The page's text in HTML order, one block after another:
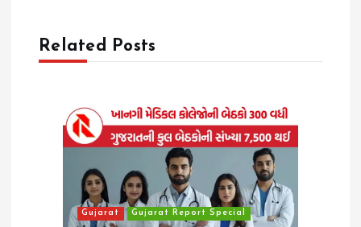
vRelated Posts
Gujarat Gujarat Report Special